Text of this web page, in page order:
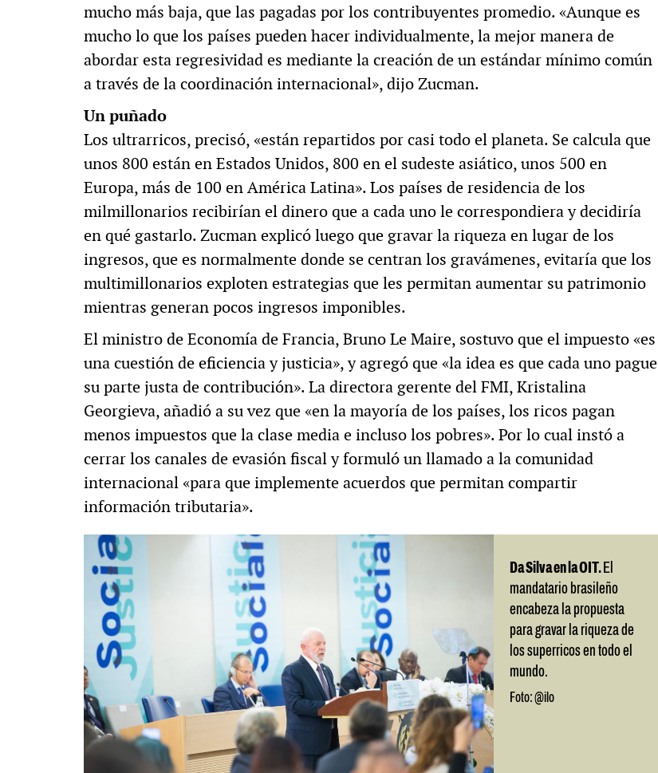
mucho más baja, que las pagadas por los contribuyentes promedio. «Aunque es
mucho lo que los países pueden hacer individualmente, la mejor manera de
abordar esta regresividad es mediante la creación de un estándar mínimo común
a través de la coordinación internacional», dijo Zucman.
Un puñado
Los ultrarricos, precisó, «están repartidos por casi todo el planeta. Se calcula que
unos 800 están en Estados Unidos, 800 en el sudeste asiático, unos 500 en
Europa, más de 100 en América Latina». Los países de residencia de los
milmillonarios recibirían el dinero que a cada uno le correspondiera y decidiría
en qué gastarlo. Zucman explicó luego que gravar la riqueza en lugar de los
ingresos, que es normalmente donde se centran los gravámenes, evitaría que los
multimillonarios exploten estrategias que les permitan aumentar su patrimonio
mientras generan pocos ingresos imponibles.
El ministro de Economía de Francia, Bruno Le Maire, sostuvo que el impuesto «es
una cuestión de eficiencia y justicia», y agregó que «la idea es que cada uno pague
su parte justa de contribución». La directora gerente del FMI, Kristalina
Georgieva, añadió a su vez que «en la mayoría de los países, los ricos pagan
menos impuestos que la clase media e incluso los pobres». Por lo cual instó a
cerrar los canales de evasión fiscal y formuló un llamado a la comunidad
internacional «para que implemente acuerdos que permitan compartir
información tributaria».
Da Silva en la OIT. El
mandatario brasileño
encabeza la propuesta
para gravar la riqueza de
los superricos en todo el
mundo.
Foto: @ilo